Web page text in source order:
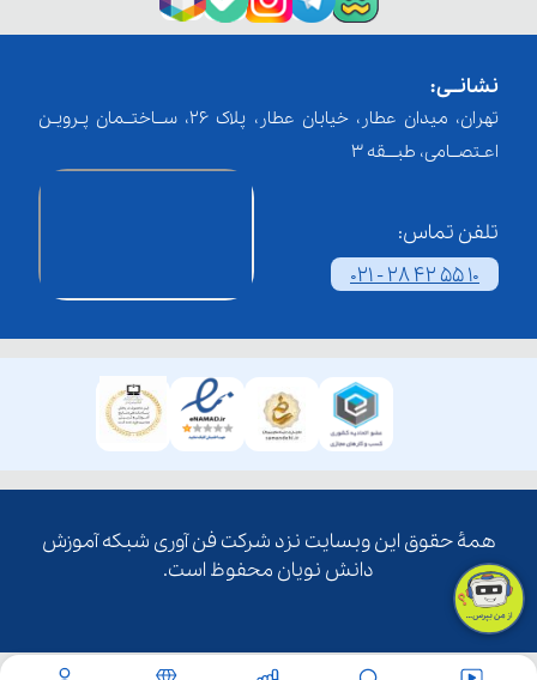
نشانــی:
تهران، میدان عطار، خیابان عطار، پلاک 26، ســاختــمان پـرویـن
اعـتصــامی، طبـــقه 3
تلفن تماس:
021 - 28 42 55 10
همۀ حقوق این وبسایت نزد شرکت فن آوری شبکه آموزش
دانش نویان محفوظ است.